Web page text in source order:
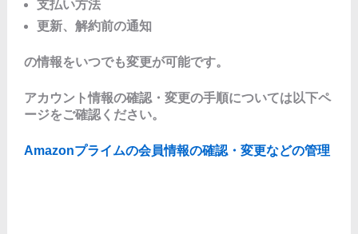
支払い方法
更新、解約前の通知
の情報をいつでも変更が可能です。
アカウント情報の確認・変更の手順については以下ペ
ージをご確認ください。
Amazonプライムの会員情報の確認・変更などの管理